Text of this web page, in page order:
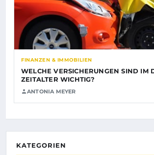
FINANZEN & IMMOBILIEN
WELCHE VERSICHERUNGEN SIND IM
ZEITALTER WICHTIG?
ANTONIA MEYER
KATEGORIEN